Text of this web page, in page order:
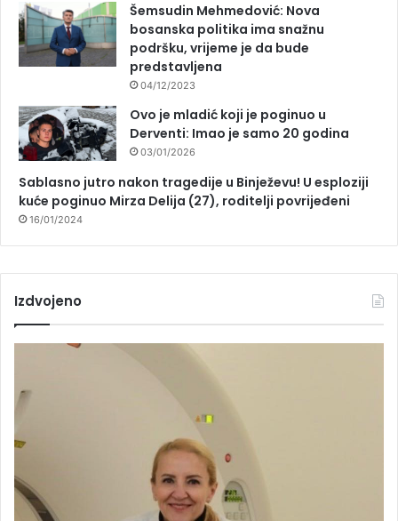
Šemsudin Mehmedović: Nova
bosanska politika ima snažnu
podršku, vrijeme je da bude
predstavljena
04/12/2023
Ovo je mladić koji je poginuo u
Derventi: Imao je samo 20 godina
03/01/2026
Sablasno jutro nakon tragedije u Binježevu! U esploziji
kuće poginuo Mirza Delija (27), roditelji povrijeđeni
16/01/2024
Izdvojeno